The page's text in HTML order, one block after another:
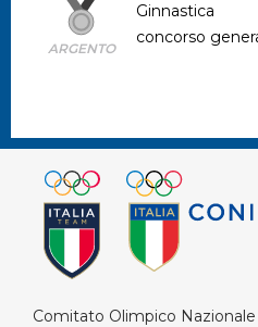
ARGENTO
Ginnastica
concorso
Comitato Olimpico